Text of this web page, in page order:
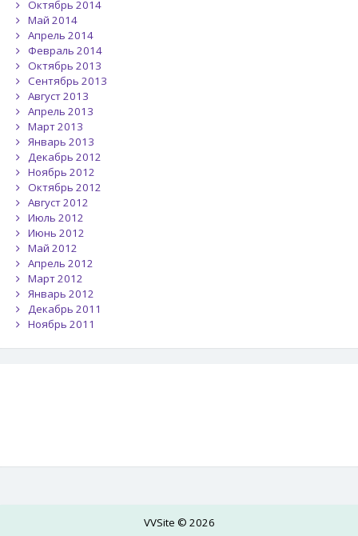
Октябрь 2014
Май 2014
Апрель 2014
Февраль 2014
Октябрь 2013
Сентябрь 2013
Август 2013
Апрель 2013
Март 2013
Январь 2013
Декабрь 2012
Ноябрь 2012
Октябрь 2012
Август 2012
Июль 2012
Июнь 2012
Май 2012
Апрель 2012
Март 2012
Январь 2012
Декабрь 2011
Ноябрь 2011
VVSite © 2026